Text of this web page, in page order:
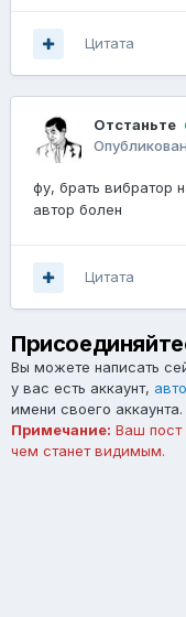
Цитата
Отстаньте
фу, брать вибратор
автор болен
Цитата
Вы можете написать
у вас есть аккаунт,
имени своего аккаунта.
Примечание: Ваш пост
чем станет видимым.